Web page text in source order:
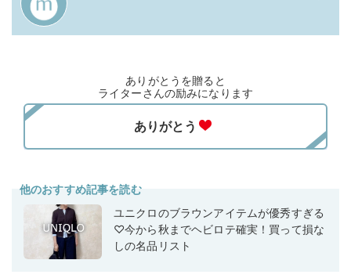
ありがとうを贈ると
ライターさんの励みになります
他のおすすめ記事を読む
ユニクロのブラウンアイテムが優秀すぎる
♡今から秋までヘビロテ確実！買って損な
しの名品リスト